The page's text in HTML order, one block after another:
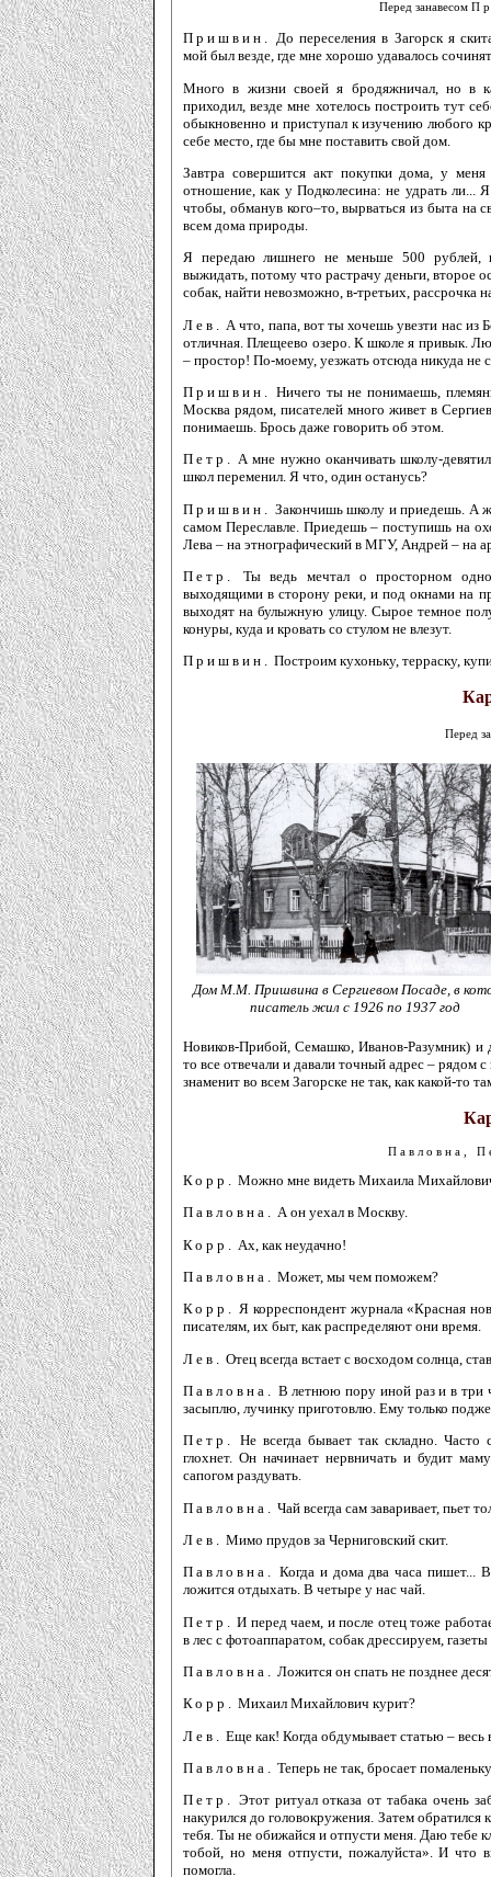
Перед занавесом
Пришвин. До переселения в Загорск я
мой был везде, где мне хорошо удавалось
Много в жизни своей я бродяжничал, но в
приходил, везде мне хотелось построить тут
обыкновенно и приступал к изучению любого
себе место, где бы мне поставить свой дом.
Завтра совершится акт покупки дома, у
отношение, как у Подколесина: не удрать
чтобы, обманув кого–то, вырваться из быта на
всем дома природы.
Я передаю лишнего не меньше 500 рублей,
выжидать, потому что растрачу деньги, второе
собак, найти невозможно, в-третьих, рассрочка
Лев.
А что, папа, вот ты хочешь увезти нас из
отличная. Плещеево озеро. К школе я привык.
– простор! По-моему, уезжать отсюда никуда не
Пришвин. Ничего ты не понимаешь,
Москва рядом, писателей много живет в
понимаешь. Брось даже говорить об этом.
Петр. А мне нужно оканчивать школу-
школ переменил. Я что, один останусь?
Пришвин.
Закончишь школу и приедешь. А
самом Переславле. Приедешь – поступишь на
Лева – на этнографический в МГУ, Андрей – на
Петр.
Ты ведь мечтал о просторном
выходящими в сторону реки, и под окнами на
выходят на булыжную улицу. Сырое темное
конуры, куда и кровать со стулом не влезут.
Пришвин. Построим кухоньку, терраску,
Перед
Дом М.М. Пришвина в Сергиевом Посаде, в
писатель жил с 1926 по 1937 год
Новиков-Прибой, Семашко, Иванов-Разумник) и
то все отвечали и давали точный адрес – рядом
знаменит во всем Загорске не так, как какой-то
Павловна,
Корр. Можно мне видеть Михаила
Павловна. А он уехал в Москву.
Корр.
Ах, как неудачно!
Павловна. Может, мы чем поможем?
Корр. Я корреспондент журнала «Красная
писателям, их быт, как распределяют они время.
Лев.
Отец всегда встает с восходом солнца,
Павловна.
В летнюю пору иной раз и в три
засыплю, лучинку приготовлю. Ему только
Петр. Не всегда бывает так складно.
глохнет. Он начинает нервничать и будит
сапогом раздувать.
Павловна.
Чай всегда сам заваривает, пьет
Лев.
Мимо прудов за Черниговский скит.
Павловна. Когда и дома два часа пишет...
ложится отдыхать. В четыре у нас чай.
Петр.
И перед чаем, и после отец тоже
в лес с фотоаппаратом, собак дрессируем,
Павловна.
Ложится он спать не позднее
Корр. Михаил Михайлович курит?
Лев.
Еще как! Когда обдумывает статью – весь
Павловна.
Теперь не так, бросает
Петр. Этот ритуал отказа от табака очень
накурился до головокружения. Затем
тебя. Ты не обижайся и отпусти меня. Даю тебе
тобой, но меня отпусти, пожалуйста». И что
помогла.